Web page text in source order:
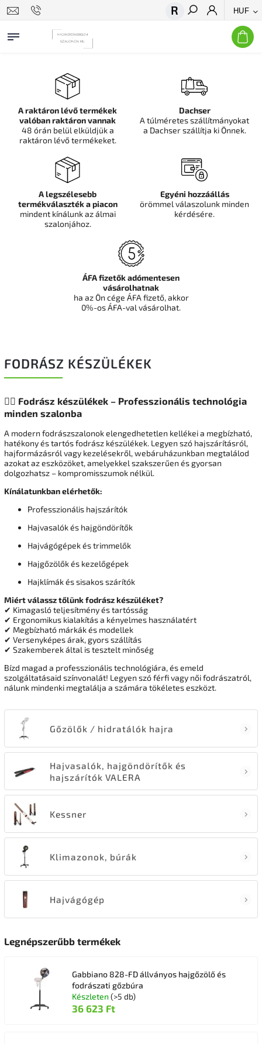
HUF
Keresés
FODRÁSZ KÉSZÜLÉKEK
💇‍♂️ Fodrász készülékek – Professzionális technológia
minden szalonba
A modern fodrászszalonok elengedhetetlen kellékei a megbízható,
hatékony és tartós fodrász készülékek. Legyen szó hajszárításról,
hajformázásról vagy kezelésekről, webáruházunkban megtalálod
azokat az eszközöket, amelyekkel szakszerűen és gyorsan
dolgozhatsz – kompromisszumok nélkül.
Kínálatunkban elérhetők:
Professzionális hajszárítók
Hajvasalók és hajgöndörítők
Hajvágógépek és trimmelők
Hajgőzölők és kezelőgépek
Hajklímák és sisakos szárítók
Miért válassz tőlünk fodrász készüléket?
✔ Kimagasló teljesítmény és tartósság
✔ Ergonomikus kialakítás a kényelmes használatért
✔ Megbízható márkák és modellek
✔ Versenyképes árak, gyors szállítás
✔ Szakemberek által is tesztelt minőség
Bízd magad a professzionális technológiára, és emeld
szolgáltatásaid színvonalát! Legyen szó férfi vagy női fodrászatról,
nálunk mindenki megtalálja a számára tökéletes eszközt.
Gőzölők / hidratálók hajra
Hajvasalók, hajgöndörítők és
hajszárítók VALERA
Kessner
Klimazonok, búrák
Hajvágógép
Legnépszerűbb termékek
Gabbiano 828-FD állványos hajgőzölő és
fodrászati gőzbúra
Készleten (>5 db)
36 623 Ft
A raktáron lévő termékek
valóban raktáron vannak
48 órán belül elküldjük a
raktáron lévő termékeket.
Dachser
A túlméretes szállítmányokat
a Dachser szállítja ki Önnek.
A legszélesebb
termékválaszték a piacon
mindent kínálunk az álmai
szalonjához.
Egyéni hozzáállás
örömmel válaszolunk minden
kérdésére.
ÁFA fizetők adómentesen
vásárolhatnak
ha az Ön cége ÁFA fizető, akkor
0%-os ÁFA-val vásárolhat.